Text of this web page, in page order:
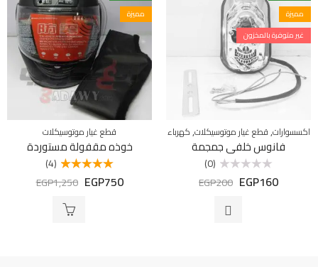
مميزة
غير متوفرة بالمخزون
اكسسوارات,قطع غيار موتوسيكلات,كهرباء
فانوس خلفى جمجمة
التقييم
(0)
EGP160
EGP200
مميزة
قطع غيار موتوسيكلات
خوذه مقفولة مستوردة
5.00من 5
(4)
EGP750
EGP1,250